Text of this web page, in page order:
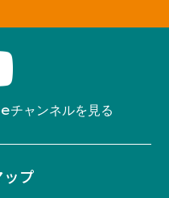
チャンネルを見る
プ